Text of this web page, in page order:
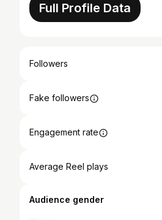
Full Profile Data
Followers
Fake followers
Engagement rate
Average Reel plays
Audience gender